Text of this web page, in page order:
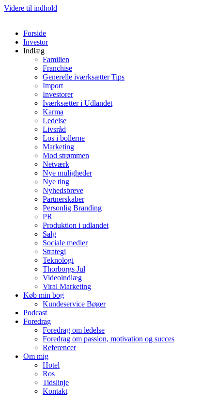
Videre til indhold
Forside
Investor
Indlæg
Familien
Franchise
Generelle iværksætter Tips
Import
Investorer
Iværksætter i Udlandet
Karma
Ledelse
Livsråd
Los i bollerne
Marketing
Mod strømmen
Netværk
Nye muligheder
Nye ting
Nyhedsbreve
Partnerskaber
Personlig Branding
PR
Produktion i udlandet
Salg
Sociale medier
Strategi
Teknologi
Thorborgs Jul
Videoindlæg
Viral Marketing
Køb min bog
Kundeservice Bøger
Podcast
Foredrag
Foredrag om ledelse
Foredrag om passion, motivation og succes
Referencer
Om mig
Hotel
Ros
Tidslinje
Kontakt